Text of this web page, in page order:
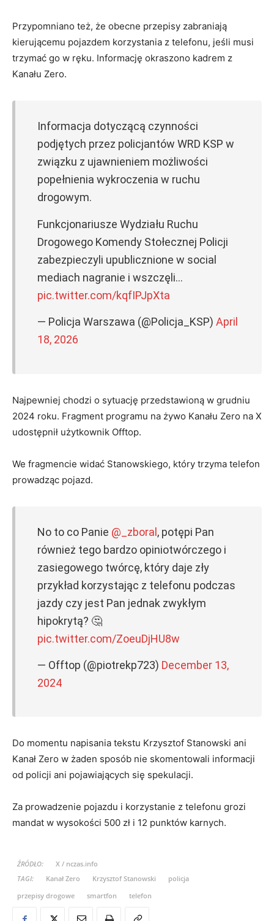
Przypomniano też, że obecne przepisy zabraniają
kierującemu pojazdem korzystania z telefonu, jeśli musi
trzymać go w ręku. Informację okraszono kadrem z
Kanału Zero.
Informacja dotyczącą czynności
podjętych przez policjantów WRD KSP w
związku z ujawnieniem możliwości
popełnienia wykroczenia w ruchu
drogowym.
Funkcjonariusze Wydziału Ruchu
Drogowego Komendy Stołecznej Policji
zabezpieczyli upublicznione w social
mediach nagranie i wszczęli…
pic.twitter.com/kqfIPJpXta
— Policja Warszawa (@Policja_KSP) April
18, 2026
Najpewniej chodzi o sytuację przedstawioną w grudniu
2024 roku. Fragment programu na żywo Kanału Zero na X
udostępnił użytkownik Offtop.
We fragmencie widać Stanowskiego, który trzyma telefon
prowadząc pojazd.
No to co Panie @_zboral, potępi Pan
również tego bardzo opiniotwórczego i
zasiegowego twórcę, który daje zły
przykład korzystając z telefonu podczas
jazdy czy jest Pan jednak zwykłym
hipokrytą? 🤔
pic.twitter.com/ZoeuDjHU8w
— Offtop (@piotrekp723) December 13,
2024
Do momentu napisania tekstu Krzysztof Stanowski ani
Kanał Zero w żaden sposób nie skomentowali informacji
od policji ani pojawiających się spekulacji.
Za prowadzenie pojazdu i korzystanie z telefonu grozi
mandat w wysokości 500 zł i 12 punktów karnych.
ŹRÓDŁO:
X / nczas.info
TAGI:
Kanał Zero Krzysztof Stanowski
policja
przepisy drogowe
smartfon telefon